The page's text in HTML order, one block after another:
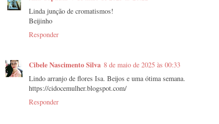
Linda junção de cromatismos!
Beijinho
Responder
Cibele Nascimento Silva 8 de maio de 2025 às 00:33
Lindo arranjo de flores Isa. Beijos e uma ótima semana.
https://cidocemulher.blogspot.com/
Responder